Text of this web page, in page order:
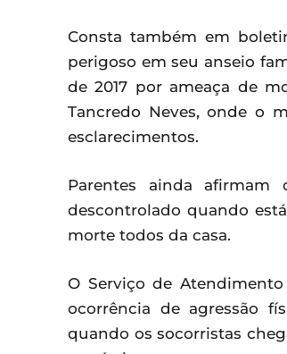
Consta também em
perigoso em seu anseio
de 2017 por ameaça de
Tancredo Neves, onde o
esclarecimentos.
Parentes ainda
descontrolado quando
morte todos da casa.
O Serviço de
ocorrência de agressão
quando os socorristas